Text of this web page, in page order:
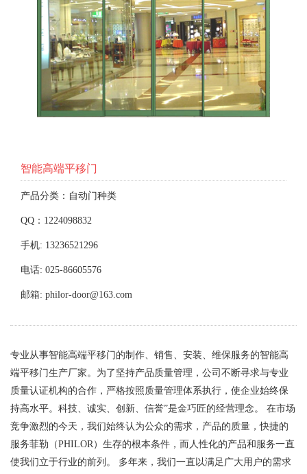
智能高端平移门
产品分类：自动门种类
QQ：1224098832
手机: 13236521296
电话: 025-86605576
邮箱: philor-door@163.com
专业从事智能高端平移门的制作、销售、安装、维保服务的智能高
端平移门生产厂家。为了坚持产品质量管理，公司不断寻求与专业
质量认证机构的合作，严格按照质量管理体系执行，使企业始终保
持高水平。科技、诚实、创新、信誉”是金巧匠的经营理念。 在市场
竞争激烈的今天，我们始终认为公众的需求，产品的质量，快捷的
服务菲勒（PHILOR）生存的根本条件，而人性化的产品和服务一直
使我们立于行业的前列。 多年来，我们一直以满足广大用户的需求